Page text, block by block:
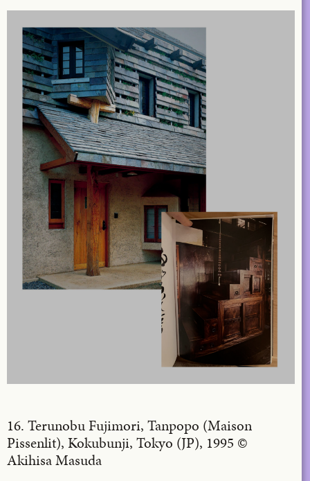
16. Terunobu Fujimori, Tanpopo (Maison
Pissenlit), Kokubunji, Tokyo (JP), 1995 ©
Akihisa Masuda